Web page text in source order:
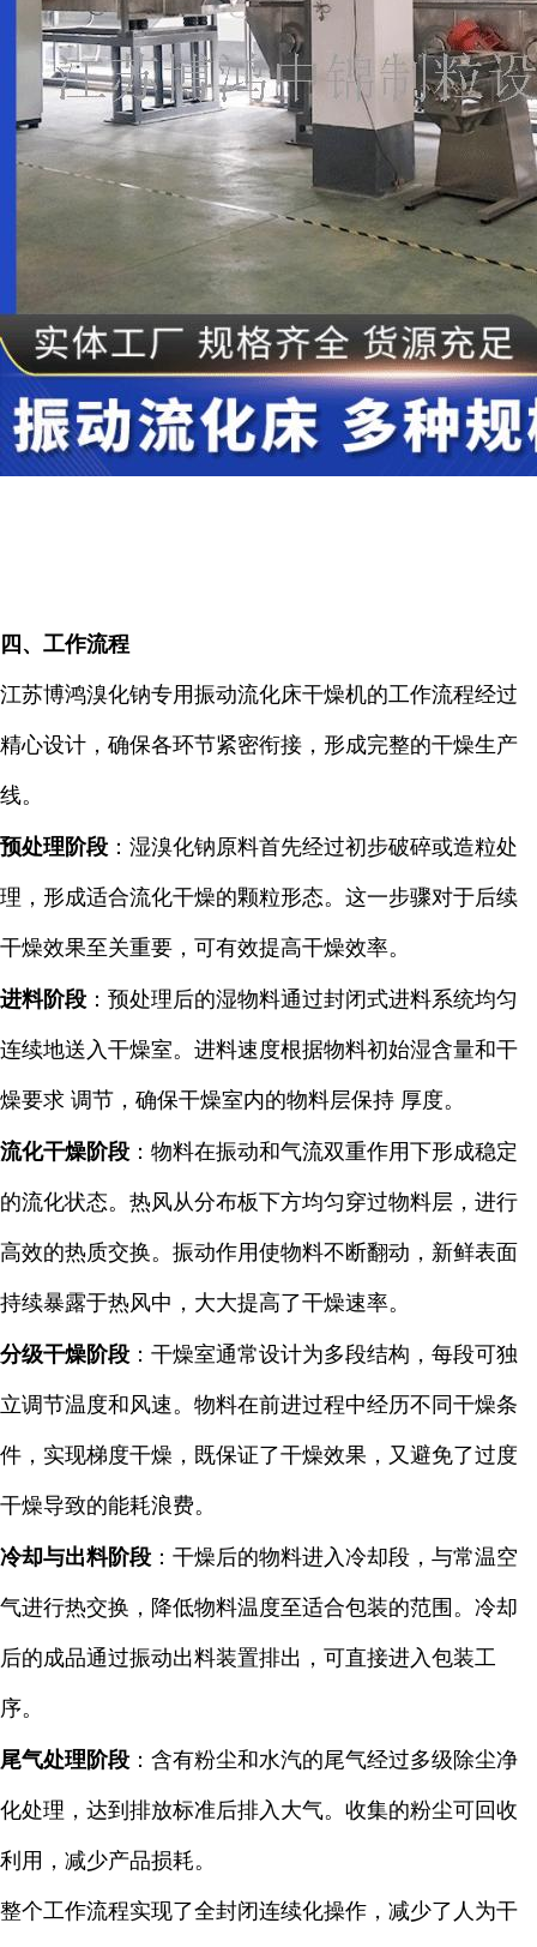
四、工作流程
江苏博鸿溴化钠专用振动流化床干燥机的工作流程经过
精心设计，确保各环节紧密衔接，形成完整的干燥生产
线。
预处理阶段 ：湿溴化钠原料首先经过初步破碎或造粒处
理，形成适合流化干燥的颗粒形态。这一步骤对于后续
干燥效果至关重要，可有效提高干燥效率。
进料阶段 ：预处理后的湿物料通过封闭式进料系统均匀
连续地送入干燥室。进料速度根据物料初始湿含量和干
燥要求 调节，确保干燥室内的物料层保持 厚度。
流化干燥阶段 ：物料在振动和气流双重作用下形成稳定
的流化状态。热风从分布板下方均匀穿过物料层，进行
高效的热质交换。振动作用使物料不断翻动，新鲜表面
持续暴露于热风中，大大提高了干燥速率。
分级干燥阶段 ：干燥室通常设计为多段结构，每段可独
立调节温度和风速。物料在前进过程中经历不同干燥条
件，实现梯度干燥，既保证了干燥效果，又避免了过度
干燥导致的能耗浪费。
冷却与出料阶段 ：干燥后的物料进入冷却段，与常温空
气进行热交换，降低物料温度至适合包装的范围。冷却
后的成品通过振动出料装置排出，可直接进入包装工
序。
尾气处理阶段 ：含有粉尘和水汽的尾气经过多级除尘净
化处理，达到排放标准后排入大气。收集的粉尘可回收
利用，减少产品损耗。
整个工作流程实现了全封闭连续化操作，减少了人为干